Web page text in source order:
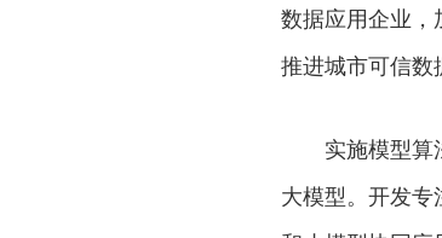
数据应用企业，
推进城市可信数
实施模型算
大模型。开发